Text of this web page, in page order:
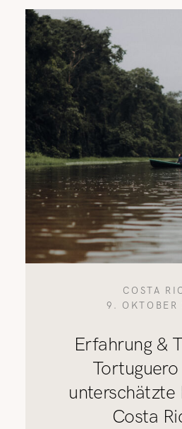
COSTA
9. OKTOBER
Erfahrung &
Tortuguero
unterschätzte
Costa
SHOP